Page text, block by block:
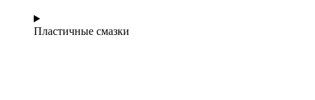
Пластичные смазки